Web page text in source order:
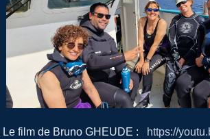
Le film de Bruno GHEUDE : https://